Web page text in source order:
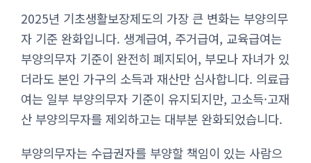
2025년 기초생활보장제도의 가장 큰 변화는 부양의무
자 기준 완화입니다. 생계급여, 주거급여, 교육급여는
부양의무자 기준이 완전히 폐지되어, 부모나 자녀가 있
더라도 본인 가구의 소득과 재산만 심사합니다. 의료급
여는 일부 부양의무자 기준이 유지되지만, 고소득·고재
산 부양의무자를 제외하고는 대부분 완화되었습니다.
부양의무자는 수급권자를 부양할 책임이 있는 사람으